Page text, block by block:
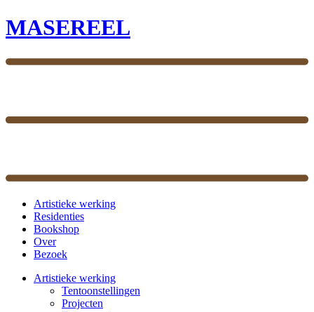
MASEREEL
Artistieke werking
Residenties
Bookshop
Over
Bezoek
Artistieke werking
Tentoonstellingen
Projecten